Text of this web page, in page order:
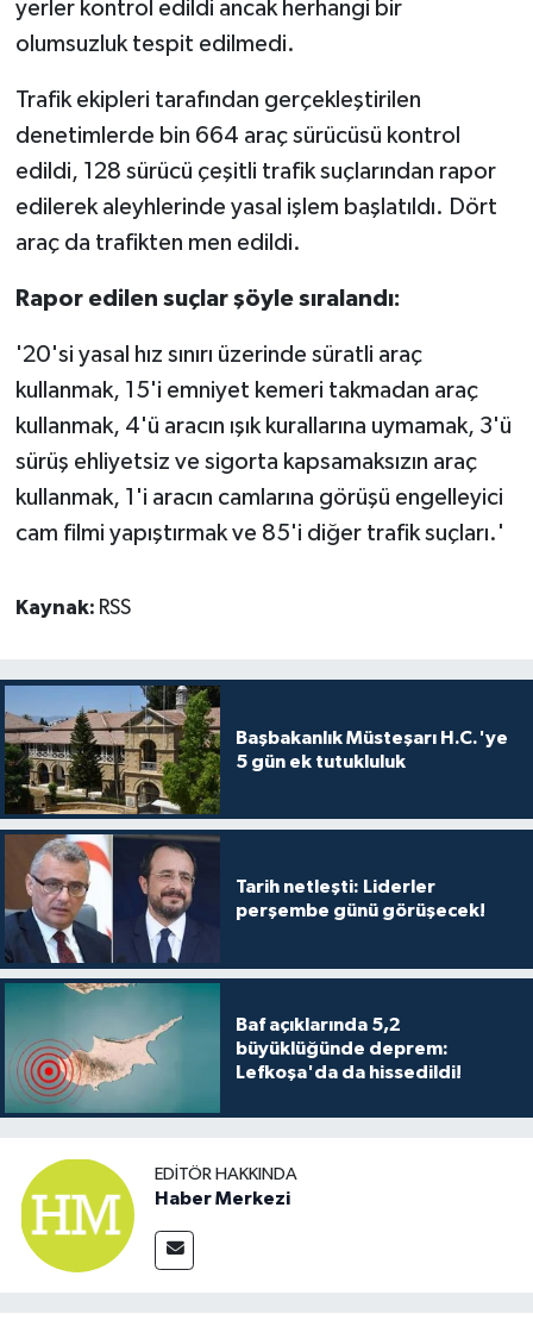
yerler kontrol edildi ancak herhangi bir
olumsuzluk tespit edilmedi.
Trafik ekipleri tarafından gerçekleştirilen
denetimlerde bin 664 araç sürücüsü kontrol
edildi, 128 sürücü çeşitli trafik suçlarından rapor
edilerek aleyhlerinde yasal işlem başlatıldı. Dört
araç da trafikten men edildi.
Rapor edilen suçlar şöyle sıralandı:
'20'si yasal hız sınırı üzerinde süratli araç
kullanmak, 15'i emniyet kemeri takmadan araç
kullanmak, 4'ü aracın ışık kurallarına uymamak, 3'ü
sürüş ehliyetsiz ve sigorta kapsamaksızın araç
kullanmak, 1'i aracın camlarına görüşü engelleyici
cam filmi yapıştırmak ve 85'i diğer trafik suçları.'
Kaynak: RSS
Başbakanlık Müsteşarı H.C.'ye
5 gün ek tutukluluk
Tarih netleşti: Liderler
perşembe günü görüşecek!
Baf açıklarında 5,2
büyüklüğünde deprem:
Lefkoşa'da da hissedildi!
EDITÖR HAKKINDA
Haber Merkezi